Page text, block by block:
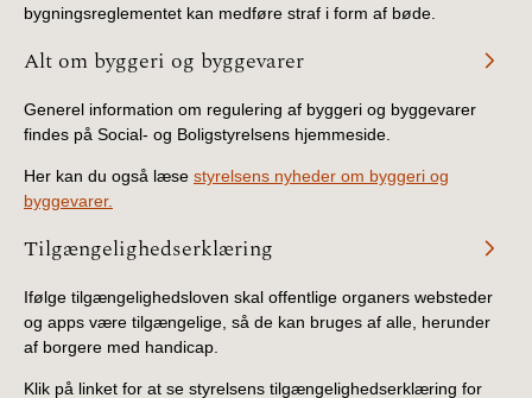
bygningsreglementet kan medføre straf i form af bøde.
Alt om byggeri og byggevarer
Generel information om regulering af byggeri og byggevarer
findes på Social- og Boligstyrelsens hjemmeside.
Her kan du også læse styrelsens nyheder om byggeri og
byggevarer.
Tilgængelighedserklæring
Ifølge tilgængelighedsloven skal offentlige organers websteder
og apps være tilgængelige, så de kan bruges af alle, herunder
af borgere med handicap.
Klik på linket for at se styrelsens tilgængelighedserklæring for